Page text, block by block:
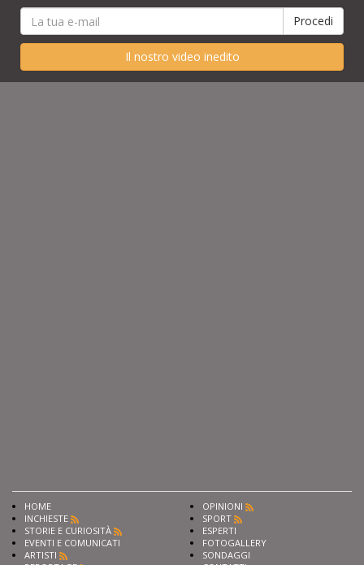
Il nostro video inedito
HOME
INCHIESTE
STORIE E CURIOSITÀ
EVENTI E COMUNICATI
ARTISTI
OPINIONI
SPORT
ESPERTI
FOTOGALLERY
SONDAGGI